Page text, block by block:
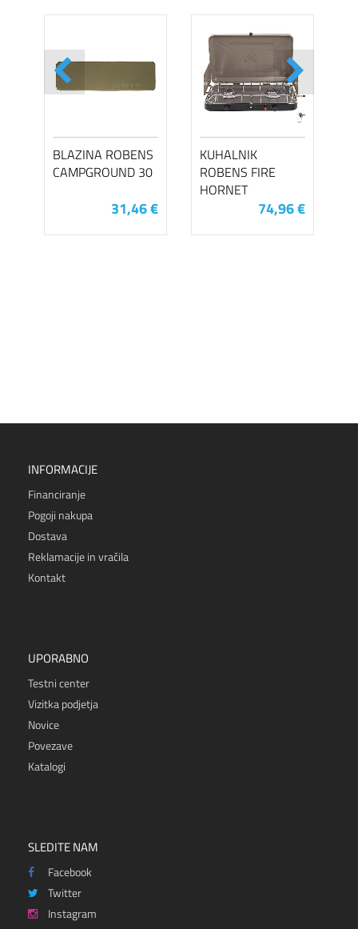
BLAZINA ROBENS
CAMPGROUND 30
31,46 €
KUHALNIK
ROBENS FIRE
HORNET
74,96 €
INFORMACIJE
Financiranje
Pogoji nakupa
Dostava
Reklamacije in vračila
Kontakt
UPORABNO
Testni center
Vizitka podjetja
Novice
Povezave
Katalogi
SLEDITE NAM
Facebook
Twitter
Instagram